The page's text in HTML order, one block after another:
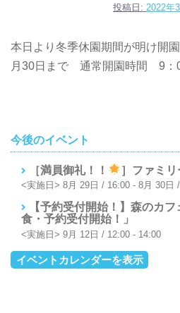
投稿日: 2022年
本日より冬季休園期間が明け開
月30日まで 通常開園時間 9：
今後のイベント
［満員御礼！！ ］ファミ
8月 29日 / 16:00 - 8月 30日
【予約受付開始！】森のカ
食・予約受付開始！」
9月 12日 / 12:00 - 14:00
イベントカレンダーを表示